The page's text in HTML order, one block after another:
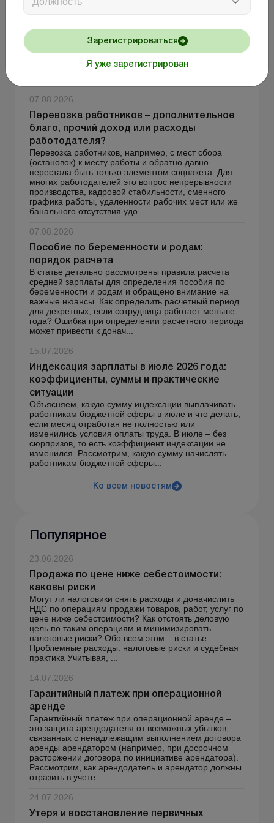
07.08.2026
Перевозка работников – дополнительное
благо, прочий доход или расходы
работодателя?
Перевозка работников, например, с мест сбора
(остановок) к месту работы и обратно давно
перестала быть только элементом соцпакета. Для
многих работодателей это вопрос непрерывности
производства, кадровой стабильности, сменного
графика работы, удаленности рабочих мест или же
банального отсутствия удо...
07.08.2026
Пособие по беременности и родам:
порядок расчета
В статье детально рассмотрены правила расчета
средней зарплаты для определения пособия по
беременности и родам и обращено внимание на
важные нюансы. Как определить расчетный период
для декретных, если сотрудница работает меньше
года? Ошибка при определении расчетного периода
может привести к донач...
15.07.2026
Индексация зарплаты в июле 2026 года:
коэффициенты, суммы и практические
ситуации
Объясняем, какую сумму индексации выплачивать
работникам бюджетной сферы в июле и что делать,
если месяц отработан не полностью или
изменились условия оплаты труда. В июле – без
сюрпризов, то есть коэффициент индексации не
изменился. Рассмотрим, какую сумму начислять
работникам бюджетной сферы...
Ко всем новостям
Популярное
23.06.2026
Продажа по цене ниже себестоимости:
каковы риски
Могут ли налоговики снять расходы и доначислить
НДС по операциям продажи товаров, работ, услуг по
цене ниже себестоимости? Как отстоять деловую
цель по таким операциям и минимизировать
налоговые риски? Обо всем этом – в статье.
Проблемные расходы: налоговые риски и судебная
практика Учитывая, ...
14.07.2026
Гарантийный платеж при операционной
аренде
Гарантийный платеж при операционной аренде –
это защита арендодателя от возможных убытков,
связанных с ненадлежащим выполнением договора
аренды арендатором (например, при досрочном
расторжении договора по инициативе арендатора).
Рассмотрим, как арендодатель и арендатор должны
отразить в учете ...
24.07.2026
Утеря и восстановление первичных
Я уже зарегистрирован
Зарегистрироваться